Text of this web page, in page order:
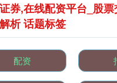
券,在线配资平台_股
析 话题标签
配资